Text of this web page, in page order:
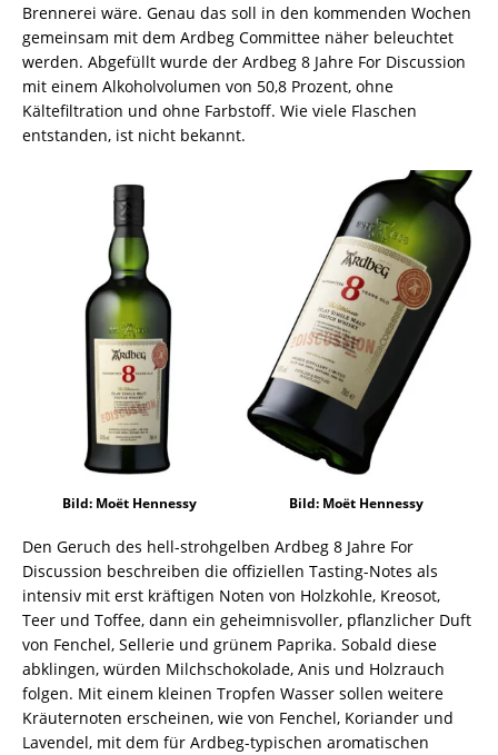
Brennerei wäre. Genau das soll in den kommenden Wochen
gemeinsam mit dem Ardbeg Committee näher beleuchtet
werden. Abgefüllt wurde der Ardbeg 8 Jahre For Discussion
mit einem Alkoholvolumen von 50,8 Prozent, ohne
Kältefiltration und ohne Farbstoff. Wie viele Flaschen
entstanden, ist nicht bekannt.
Bild: Moët Hennessy Bild: Moët Hennessy
Den Geruch des hell-strohgelben Ardbeg 8 Jahre For
Discussion beschreiben die offiziellen Tasting-Notes als
intensiv mit erst kräftigen Noten von Holzkohle, Kreosot,
Teer und Toffee, dann ein geheimnisvoller, pflanzlicher Duft
von Fenchel, Sellerie und grünem Paprika. Sobald diese
abklingen, würden Milchschokolade, Anis und Holzrauch
folgen. Mit einem kleinen Tropfen Wasser sollen weitere
Kräuternoten erscheinen, wie von Fenchel, Koriander und
Lavendel, mit dem für Ardbeg-typischen aromatischen